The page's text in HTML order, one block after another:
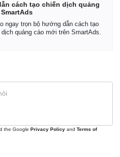
cách tạo chiến dịch quảng
ngay trọn bộ hướng dẫn cách tạo
quảng cáo mới trên SmartAds.
the Google Privacy Policy and Terms of